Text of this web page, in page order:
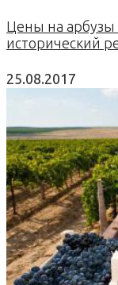
Цены на арбузы
исторический
25.08.2017